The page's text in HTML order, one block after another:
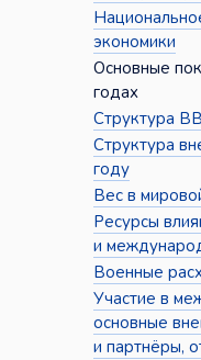
экономики
Основные
годах
Структура
Структура
году
Вес в
Ресурсы
и
Военные
Участие в
основные
и партнёры,